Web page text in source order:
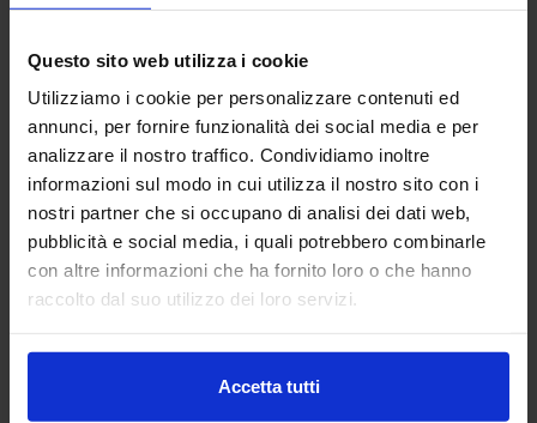
Questo sito web utilizza i cookie
Utilizziamo i cookie per personalizzare contenuti ed
annunci, per fornire funzionalità dei social media e per
analizzare il nostro traffico. Condividiamo inoltre
informazioni sul modo in cui utilizza il nostro sito con i
nostri partner che si occupano di analisi dei dati web,
pubblicità e social media, i quali potrebbero combinarle
con altre informazioni che ha fornito loro o che hanno
raccolto dal suo utilizzo dei loro servizi.
Accetta tutti
Linea oro
Parure Copripiumino In Cotone Milot
44,90 € Da 22,00€
Colori disponibili
Rosa